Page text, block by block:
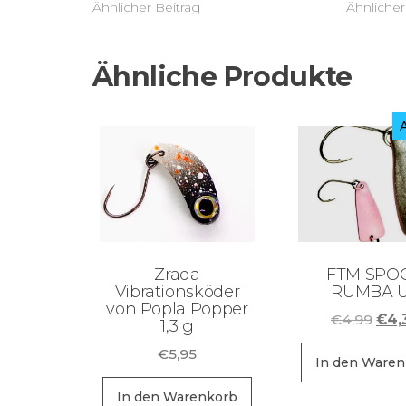
Ähnlicher Beitrag
Ähnliche Produkte
Zrada
Vibrationsköder
von Popla Popper
1,3 g
€5,95
In den Warenkorb
FTM
RUMBA
€4,99
war:
€
In den